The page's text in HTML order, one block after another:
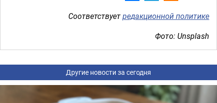
Соответствуетредакционной политике
Фото: Unsplash
Другие новости за сегодня